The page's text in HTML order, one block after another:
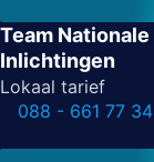
Team Nationale
Inlichtingen
Lokaal tarief
088 - 661 77 34